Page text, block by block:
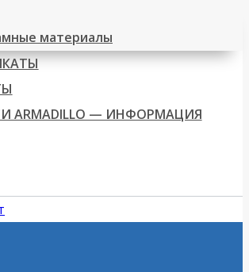
материалы
ARMADILLO — ИНФОРМАЦИЯ